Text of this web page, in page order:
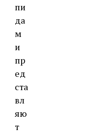
пи
да
м
и
пр
ед
ста
вл
яю
т